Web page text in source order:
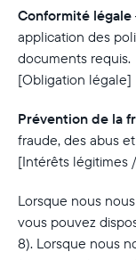
Conformité légale
application des
documents requis.
[Obligation légale]
Prévention de la
fraude, des abus
[Intérêts légitimes
Lorsque nous
vous pouvez
8). Lorsque nous